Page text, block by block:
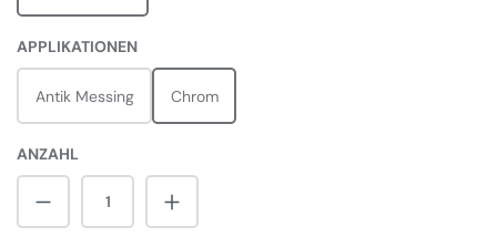
APPLIKATIONENAUSWÄHLEN
Antik Messing Chrom
ANZAHL
Produkt Anzahl: Gib den gewünschten